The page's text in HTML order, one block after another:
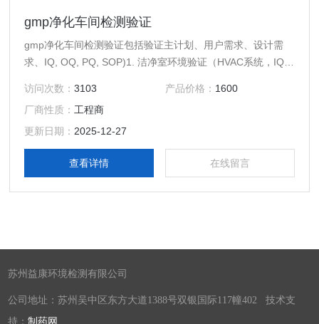
gmp净化车间检测验证
gmp净化车间检测验证包括验证主计划、用户需求、设计需
求、IQ, OQ, PQ, SOP)1. 洁净室环境验证（HVAC系统，IQ,
系统验证（包括现场取样、理化及微生物药典项目全检)3. 清
洁验证；压缩气体分析（油份、露点、水份、颗粒、需氧
菌）；温湿度设备（液氮冰箱、冰箱、培养箱、温湿度箱、稳
定性房间等）
访问次数：3103 产品价格： 1600
厂商性质： 工程商
更新日期： 2025-12-27
查看详情 在线留言
苏州益康环境检测有限公司
公司地址：苏州吴中区东方大道1388号双银国际117幢402 技术支
持：制药网